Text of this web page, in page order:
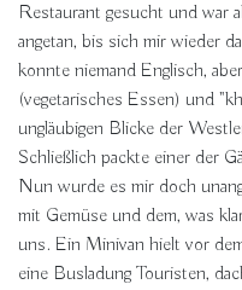
Restaurant gesucht und war
angetan, bis sich mir wieder
konnte niemand Englisch,
(vegetarisches Essen) und
ungläubigen Blicke der
Schließlich packte einer der
Nun wurde es mir doch
mit Gemüse und dem, was
uns. Ein Minivan hielt vor
eine Busladung Touristen,